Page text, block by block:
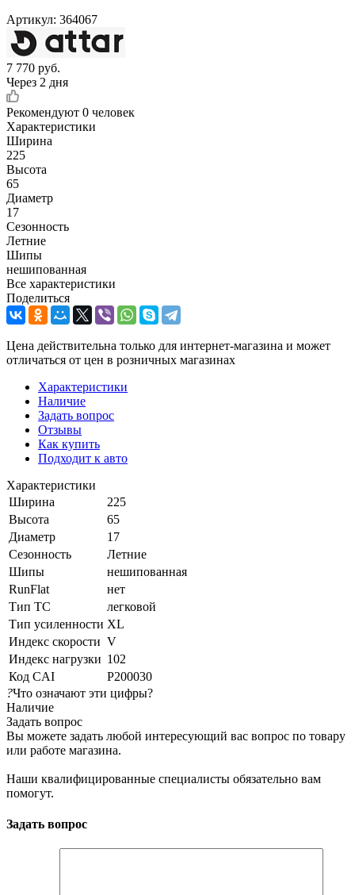
Артикул: 364067
7 770 руб.
Через 2 дня
Рекомендуют 0 человек
Характеристики
Ширина
225
Высота
65
Диаметр
17
Сезонность
Летние
Шипы
нешипованная
Все характеристики
Поделиться
Цена действительна только для интернет-магазина и может
отличаться от цен в розничных магазинах
Характеристики
Наличие
Задать вопрос
Отзывы
Как купить
Подходит к авто
Характеристики
Ширина
225
Высота
65
Диаметр
17
Сезонность
Летние
Шипы
нешипованная
RunFlat
нет
Тип ТС
легковой
Тип усиленности XL
Индекс скорости V
Индекс нагрузки 102
Код CAI
P200030
?Что означают эти цифры?
Наличие
Задать вопрос
Вы можете задать любой интересующий вас вопрос по товару
или работе магазина.
Наши квалифицированные специалисты обязательно вам
помогут.
Задать вопрос